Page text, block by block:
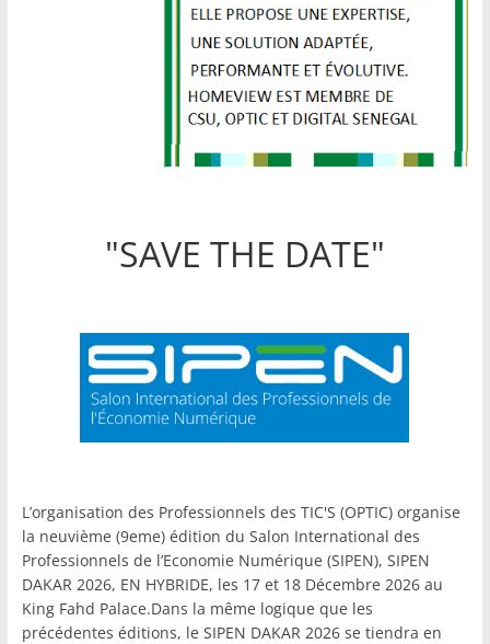
"SAVE THE DATE"
L’organisation des Professionnels des TIC'S (OPTIC) organise
la neuvième (9eme) édition du Salon International des
Professionnels de l’Economie Numérique (SIPEN), SIPEN
DAKAR 2026, EN HYBRIDE, les 17 et 18 Décembre 2026 au
King Fahd Palace.Dans la même logique que les
précédentes éditions, le SIPEN DAKAR 2026 se tiendra en